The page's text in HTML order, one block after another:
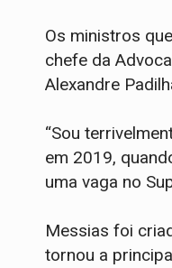
Os ministros
chefe da
Alexandre
“Sou
em 2019,
uma vaga no
Messias foi
tornou a